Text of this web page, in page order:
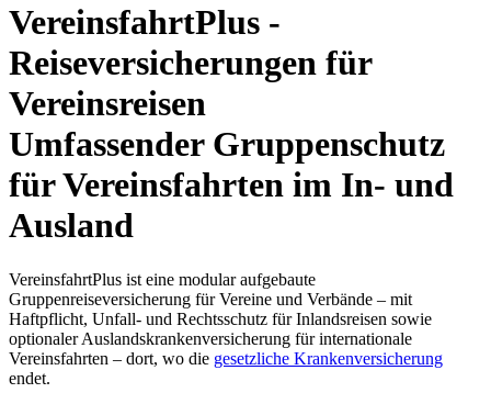
VereinsfahrtPlus -
Reiseversicherungen für
Vereinsreisen
Umfassender Gruppenschutz
für Vereinsfahrten im In- und
Ausland
VereinsfahrtPlus ist eine modular aufgebaute
Gruppenreiseversicherung für Vereine und Verbände – mit
Haftpflicht, Unfall- und Rechtsschutz für Inlandsreisen sowie
optionaler Auslandskrankenversicherung für internationale
Vereinsfahrten – dort, wo die gesetzliche Krankenversicherung
endet.